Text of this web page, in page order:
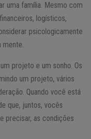
uma família. Mesmo com
logísticos,
psicologicamente
mente.
projeto e um sonho. Os
um projeto, vários
Quando você está
que, juntos, vocês
precisar, as condições